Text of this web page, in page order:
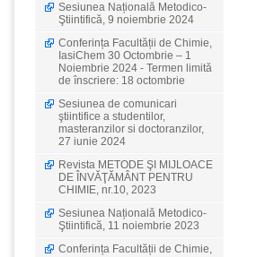
Sesiunea Națională Metodico-
Ştiintifică, 9 noiembrie 2024
Conferința Facultății de Chimie,
IasiChem 30 Octombrie – 1
Noiembrie 2024 - Termen limită
de înscriere: 18 octombrie
Sesiunea de comunicari
ştiintifice a studentilor,
masteranzilor si doctoranzilor,
27 iunie 2024
Revista METODE ŞI MIJLOACE
DE ÎNVĂŢĂMÂNT PENTRU
CHIMIE, nr.10, 2023
Sesiunea Națională Metodico-
Ştiintifică, 11 noiembrie 2023
Conferința Facultății de Chimie,